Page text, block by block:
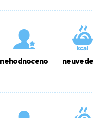
nehodnoceno